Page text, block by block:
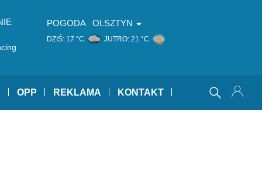
POGODA OLSZTYN
DZIŚ: 17 °C JUTRO: 21 °C
OPP REKLAMA KONTAKT